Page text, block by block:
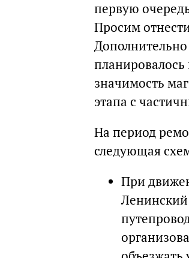
первую
Просим
Дополнительно
значимость
этапа с
На период
следующая
При